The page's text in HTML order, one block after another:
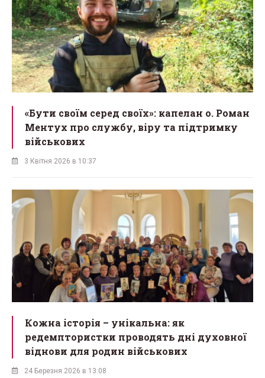
«Бути своїм серед своїх»: капелан о. Роман
Ментух про службу, віру та підтримку
військових
3 Квітня 2026 в 10:37
Кожна історія – унікальна: як
редемптористки проводять дні духовної
віднови для родин військових
24 Березня 2026 в 13:08